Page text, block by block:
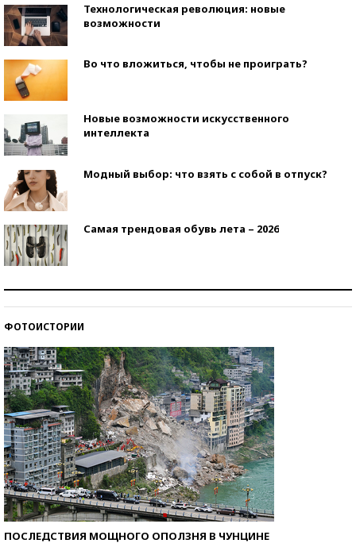
Технологическая революция: новые
возможности
Во что вложиться, чтобы не проиграть?
Новые возможности искусственного
интеллекта
Модный выбор: что взять с собой в отпуск?
Самая трендовая обувь лета – 2026
ФОТОИСТОРИИ
ПОСЛЕДСТВИЯ МОЩНОГО ОПОЛЗНЯ В ЧУНЦИНЕ